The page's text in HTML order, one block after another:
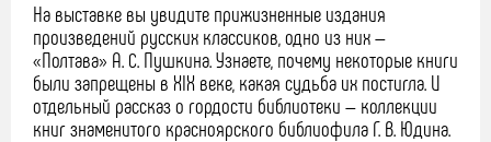
На выставке вы увидите прижизненные издания
произведений русских классиков, одно из них —
«Полтава» А. С. Пушкина. Узнаете, почему некоторые книги
были запрещены в XIX веке, какая судьба их постигла. И
отдельный рассказ о гордости библиотеки — коллекции
книг знаменитого красноярского библиофила Г. В. Юдина.